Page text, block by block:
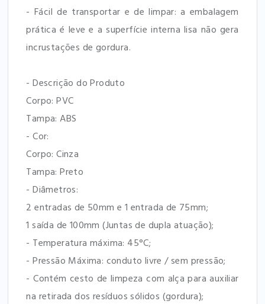
- Fácil de transportar e de limpar: a embalagem
prática é leve e a superfície interna lisa não gera
incrustações de gordura.
- Descrição do Produto
Corpo: PVC
Tampa: ABS
- Cor:
Corpo: Cinza
Tampa: Preto
- Diâmetros:
2 entradas de 50mm e 1 entrada de 75mm;
1 saída de 100mm (Juntas de dupla atuação);
- Temperatura máxima: 45°C;
- Pressão Máxima: conduto livre / sem pressão;
- Contém cesto de limpeza com alça para auxiliar
na retirada dos resíduos sólidos (gordura);